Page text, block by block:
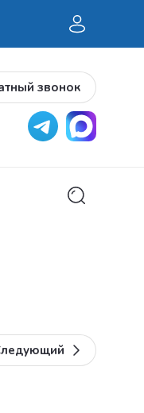
звонок
Горелки и